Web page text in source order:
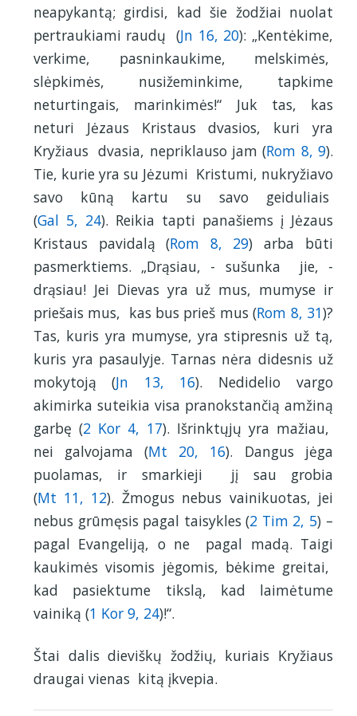
neapykantą; girdisi, kad šie žodžiai nuolat
pertraukiami raudų (Jn 16, 20): „Kentėkime,
verkime, pasninkaukime, melskimės,
slėpkimės, nusižeminkime, tapkime
neturtingais, marinkimės!“ Juk tas, kas
neturi Jėzaus Kristaus dvasios, kuri yra
Kryžiaus dvasia, nepriklauso jam (Rom 8, 9).
Tie, kurie yra su Jėzumi Kristumi, nukryžiavo
savo kūną kartu su savo geiduliais
(Gal 5, 24). Reikia tapti panašiems į Jėzaus
Kristaus pavidalą (Rom 8, 29) arba būti
pasmerktiems. „Drąsiau, - sušunka jie, -
drąsiau! Jei Dievas yra už mus, mumyse ir
priešais mus, kas bus prieš mus (Rom 8, 31)?
Tas, kuris yra mumyse, yra stipresnis už tą,
kuris yra pasaulyje. Tarnas nėra didesnis už
mokytoją (Jn 13, 16). Nedidelio vargo
akimirka suteikia visa pranokstančią amžiną
garbę (2 Kor 4, 17). Išrinktųjų yra mažiau,
nei galvojama (Mt 20, 16). Dangus jėga
puolamas, ir smarkieji jį sau grobia
(Mt 11, 12). Žmogus nebus vainikuotas, jei
nebus grūmęsis pagal taisykles (2 Tim 2, 5) –
pagal Evangeliją, o ne pagal madą. Taigi
kaukimės visomis jėgomis, bėkime greitai,
kad pasiektume tikslą, kad laimėtume
vainiką (1 Kor 9, 24)!“.
Štai dalis dieviškų žodžių, kuriais Kryžiaus
draugai vienas kitą įkvepia.